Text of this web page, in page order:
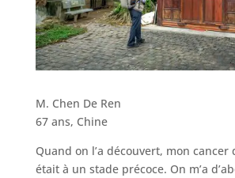
M. Chen De Ren
67 ans, Chine
Quand on l’a découvert, mon cancer
était à un stade précoce. On m’a